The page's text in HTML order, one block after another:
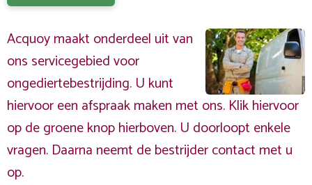
Acquoy maakt onderdeel uit van
ons servicegebied voor
ongediertebestrijding. U kunt
hiervoor een afspraak maken met ons. Klik hiervoor
op de groene knop hierboven. U doorloopt enkele
vragen. Daarna neemt de bestrijder contact met u
op.